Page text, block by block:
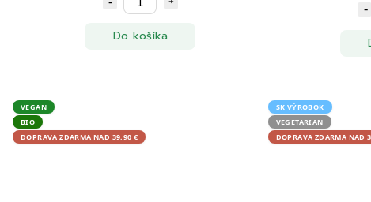
Do košíka
VEGAN
BIO
DOPRAVA ZDARMA NAD 39,90 €
SK VÝROBOK
VEGETARIAN
DOPRAVA ZDARMA NAD